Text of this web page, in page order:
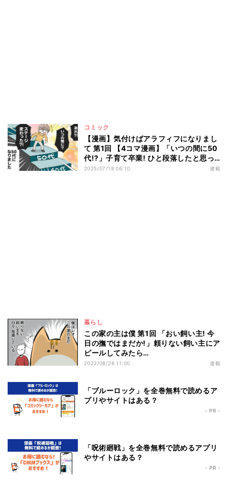
コミック
【漫画】気付けばアラフィフになりまし
て 第1回 【4コマ漫画】「いつの間に50
代!?」子育て卒業! ひと段落したと思っ
たら…
2025/07/18 06:10 連載
暮らし
この家の主は僕 第1回 「おい飼い主! 今
日の撫ではまだか!」頼りない飼い主にア
ピールしてみたら…
2022/08/26 11:00 連載
「ブルーロック」を全巻無料で読めるア
プリやサイトはある？
- PR -
「呪術廻戦」を全巻無料で読めるアプリ
やサイトはある？
- PR -